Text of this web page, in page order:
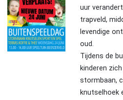
uur
trapveld,
levendige
oud.
Tijdens de
kinderen
stormbaan,
knutselhoek